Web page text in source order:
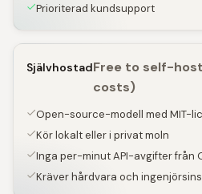
Prioriterad kundsupport
SjälvhostadFree to self-
costs)
Open-source-modell med MIT-
Kör lokalt eller i privat moln
Inga per-minut API-avgifter från
Kräver hårdvara och